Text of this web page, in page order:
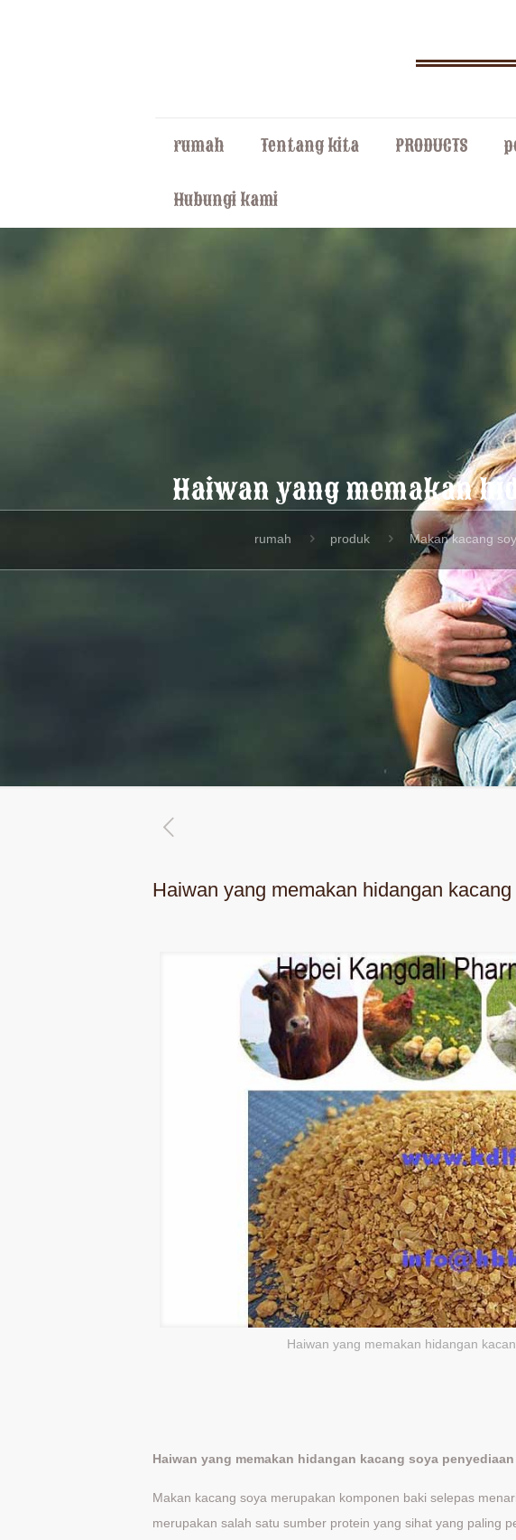
rumah Tentang kita PRODUCTS
Hubungi kami
Haiwan yang memakan
rumah produk Makan kacang
Haiwan yang memakan hidangan
Haiwan yang memakan hidangan
Haiwan yang memakan hidangan kacang soya penyediaan
Makan kacang soya merupakan komponen baki selepas
merupakan salah satu sumber protein yang sihat yang paling